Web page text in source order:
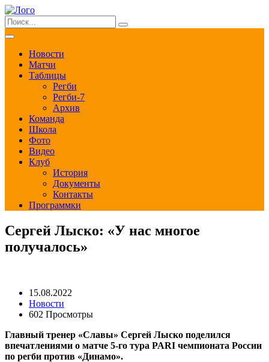
Новости
Матчи
Таблицы
Регби
Регби-7
Архив
Команда
Школа
Фото
Видео
Клуб
История
Документы
Контакты
Программки
Сергей Лыско: «У нас многое
получалось»
15.08.2022
Новости
602 Просмотры
Главный тренер «Славы» Сергей Лыско поделился
впечатлениями о матче 5-го тура PARI чемпионата России
по регби против «Динамо».